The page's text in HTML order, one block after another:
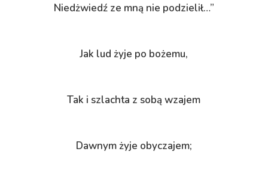
Niedżwiedź ze mną nie podzielił…”
Jak lud żyje po bożemu,
Tak i szlachta z sobą wzajem
Dawnym żyje obyczajem;